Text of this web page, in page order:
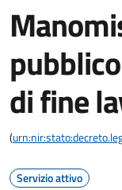
di fine
(
Servizio attivo